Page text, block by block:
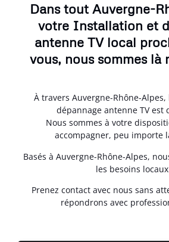
Dans tout Auvergne-
votre Installation et
antenne TV local
vous, nous sommes là
À travers Auvergne-Rhône-
dépannage antenne TV est
Nous sommes à votre
accompagner, peu importe
Basés à Auvergne-Rhône-Alpes,
les besoins
Prenez contact avec nous sans
répondrons avec